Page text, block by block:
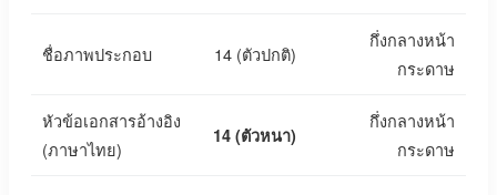
ชื่อภาพประกอบ 14 (ตัวปกติ)
กึ่งกลางหน้า
กระดาษ
หัวข้อเอกสารอ้างอิง
(ภาษาไทย)
14 (ตัวหนา)
กึ่งกลางหน้า
กระดาษ